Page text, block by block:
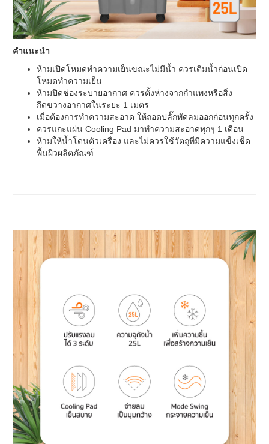
คำแนะนำ
ห้ามเปิดโหมดทำความเย็นขณะไม่มีน้ำ ควรเติมน้ำก่อนเปิด
โหมดทำความเย็น
ห้ามปิดช่องระบายอากาศ ควรตั้งห่างจากกำแพงหรือสิ่ง
กีดขวางอากาศในระยะ 1 เมตร
เมื่อต้องการทำความสะอาด ให้ถอดปลั๊กพัดลมออกก่อนทุกครั้ง
ควรแกะแผ่น Cooling Pad มาทำความสะอาดทุกๆ 1 เดือน
ห้ามให้นํ้าโดนตัวเครื่อง และไม่ควรใช้วัตถุที่มีความแข็งเช็ด
พื้นผิวผลิตภัณฑ์